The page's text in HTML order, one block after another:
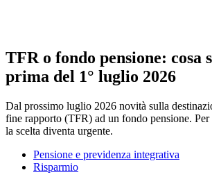
TFR o fondo pensione: cosa
prima del 1° luglio 2026
Dal prossimo luglio 2026 novità sulla
fine rapporto (TFR) ad un fondo pensione.
la scelta diventa urgente.
Pensione e previdenza integrativa
Risparmio